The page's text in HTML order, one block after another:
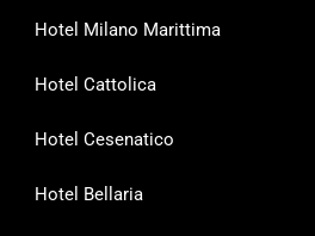
Hotel Milano Marittima
Hotel Cattolica
Hotel Cesenatico
Hotel Bellaria